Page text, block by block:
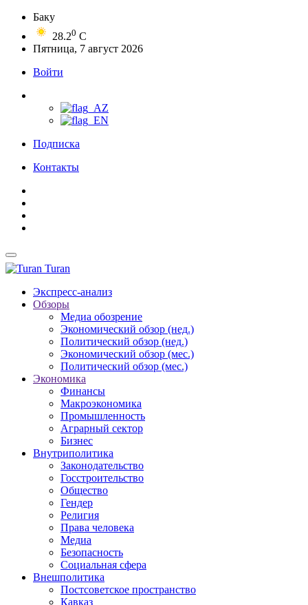
Баку
28.20 C
Пятница, 7 август 2026
Войти
Подписка
Контакты
Turan
Экспресс-анализ
Обзоры
Медиа обозрение
Экономический обзор (нед.)
Политический обзор (нед.)
Экономический обзор (мес.)
Политический обзор (мес.)
Экономика
Финансы
Макроэкономика
Промышленность
Аграрный сектор
Бизнес
Внутриполитика
Законодательство
Госстроительство
Общество
Гендер
Религия
Права человека
Медиа
Безопасность
Социальная сфера
Внешполитика
Постсоветское пространство
Кавказ